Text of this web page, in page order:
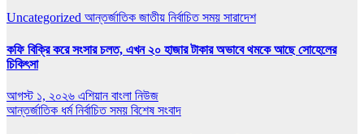
Uncategorized আন্তর্জাতিক জাতীয় নির্বাচিত সময় সারাদেশ
কফি বিক্রি করে সংসার চলত, এখন ২০ হাজার টাকার অভাবে থমকে আছে সোহেলের
চিকিৎসা
আগস্ট ১, ২০২৬ এশিয়ান বাংলা নিউজ
আন্তর্জাতিক ধর্মনির্বাচিত সময় বিশেষ সংবাদ